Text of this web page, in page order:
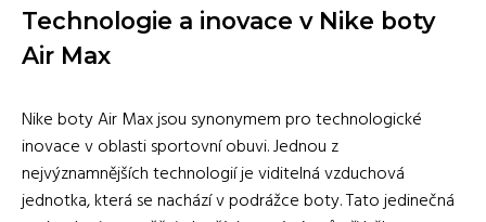
Technologie a inovace v Nike boty
Air Max
Nike boty Air Max jsou synonymem pro technologické
inovace v oblasti sportovní obuvi. Jednou z
nejvýznamnějších technologií je viditelná vzduchová
jednotka, která se nachází v podrážce boty. Tato jedinečná